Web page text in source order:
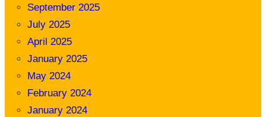
September 2025
July 2025
April 2025
January 2025
May 2024
February 2024
January 2024